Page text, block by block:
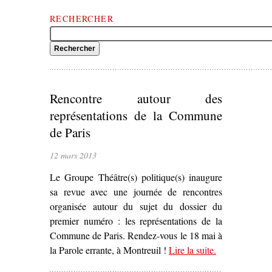
RECHERCHER
Rencontre autour des
représentations de la Commune
de Paris
12 mars 2013
Le Groupe Théâtre(s) politique(s) inaugure
sa revue avec une journée de rencontres
organisée autour du sujet du dossier du
premier numéro : les représentations de la
Commune de Paris. Rendez-vous le 18 mai à
la Parole errante, à Montreuil ! Lire la suite– ‘Rencontre
.